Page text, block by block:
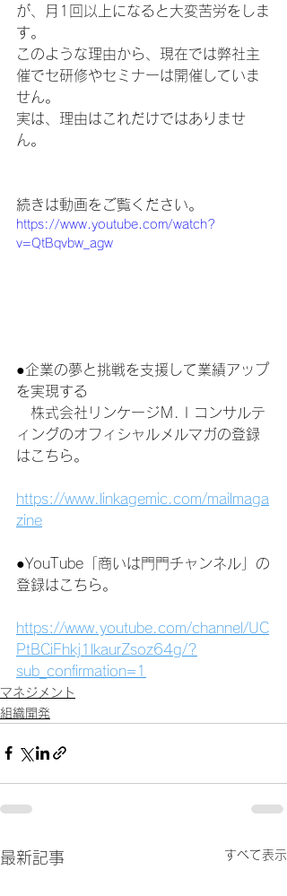
が、月1回以上になると大変苦労をしま
す。
このような理由から、現在では弊社主
催でセ研修やセミナーは開催していま
せん。
実は、理由はこれだけではありませ
ん。
続きは動画をご覧ください。
https://www.youtube.com/watch?
v=QtBqvbw_agw
●企業の夢と挑戦を支援して業績アップ
を実現する
株式会社リンケージＭ.Ｉコンサルテ
ィングのオフィシャルメルマガの登録
はこちら。
https://www.linkagemic.com/mailmaga
zine
●YouTube「商いは門門チャンネル」の
登録はこちら。
https://www.youtube.com/channel/UC
PtBCiFhkj1lkaurZsoz64g/?
sub_confirmation=1
マネジメント
組織開発
最新記事 すべて表示